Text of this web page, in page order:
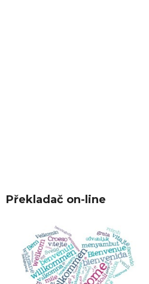
Překladač on-line